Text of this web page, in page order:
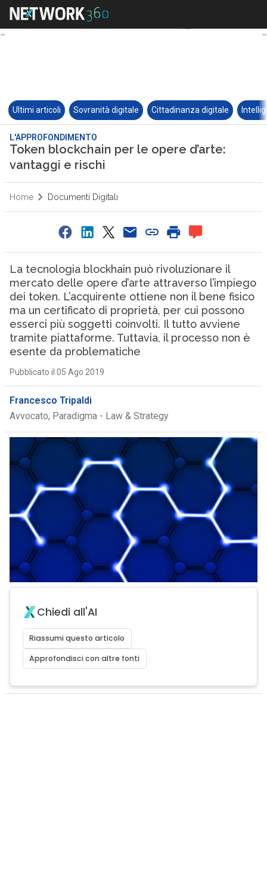
Ultimi articoli Sovranità digitale Cittadinanza digitale
L'APPROFONDIMENTO
Token blockchain per le opere d’arte:
vantaggi e rischi
Home Documenti Digitali
La tecnologia blockhain può rivoluzionare il
mercato delle opere d’arte attraverso l’impiego
dei token. L’acquirente ottiene non il bene fisico
ma un certificato di proprietà, per cui possono
esserci più soggetti coinvolti. Il tutto avviene
tramite piattaforme. Tuttavia, il processo non è
esente da problematiche
Pubblicato il 05 Ago 2019
Francesco Tripaldi
Avvocato, Paradigma - Law & Strategy
Chiedi all'AI
Riassumi questo articolo
Approfondisci con altre fonti